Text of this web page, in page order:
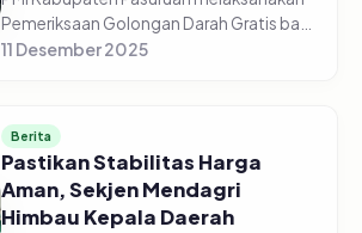
Pemeriksaan Golongan Darah Gratis bagi
5.225 pelajar di 44 sekolah yang tersebar
11 Desember 2025
Berita
Pastikan Stabilitas Harga
Aman, Sekjen Mendagri
Himbau Kepala Daerah